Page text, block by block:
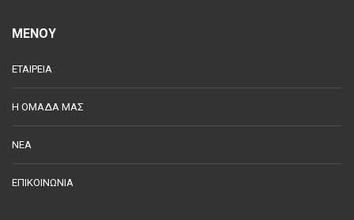
MENOY
ΕΤΑΙΡΕΙΑ
Η ΟΜΑΔΑ ΜΑΣ
ΝΕΑ
ΕΠΙΚΟΙΝΩΝΙΑ